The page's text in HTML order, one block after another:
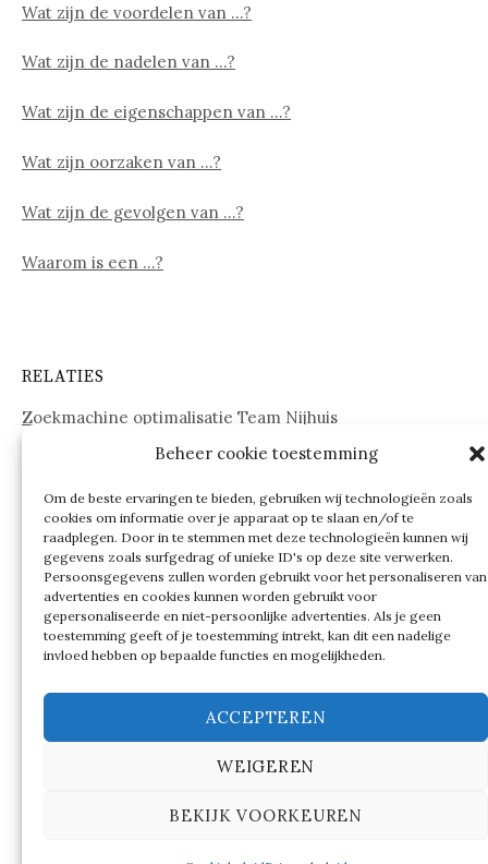
Beheer cookie toestemming
Om de beste ervaringen te bieden, gebruiken wij technologieën zoals
cookies om informatie over je apparaat op te slaan en/of te
raadplegen. Door in te stemmen met deze technologieën kunnen wij
gegevens zoals surfgedrag of unieke ID's op deze site verwerken.
Persoonsgegevens zullen worden gebruikt voor het personaliseren van
advertenties en cookies kunnen worden gebruikt voor
gepersonaliseerde en niet-persoonlijke advertenties. Als je geen
toestemming geeft of je toestemming intrekt, kan dit een nadelige
invloed hebben op bepaalde functies en mogelijkheden.
ACCEPTEREN
WEIGEREN
BEKIJK VOORKEUREN
Wat zijn de voordelen van …?
Wat zijn de nadelen van …?
Wat zijn de eigenschappen van …?
Wat zijn oorzaken van …?
Wat zijn de gevolgen van …?
Waarom is een …?
RELATIES
Zoekmachine optimalisatie Team Nijhuis
Ondersteund doorWordPress |Thema:Graphy